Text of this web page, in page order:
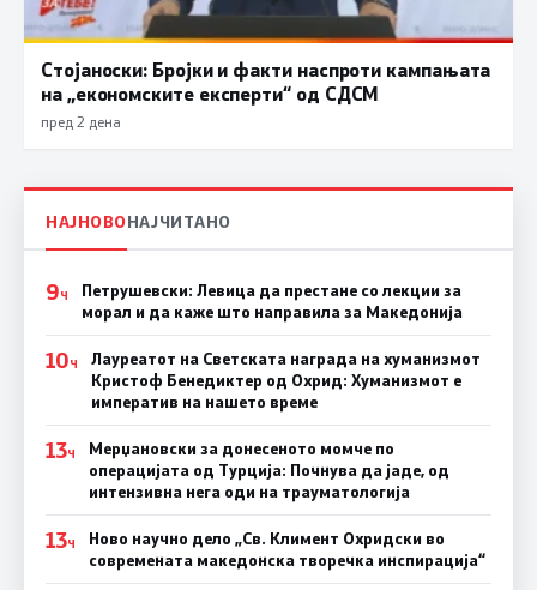
Стојаноски: Бројки и факти наспроти кампањата
на „економските експерти“ од СДСM
пред 2 дена
НАЈНОВОНАЈЧИТАНО
9Ч
Петрушевски: Левица да престане со лекции за
морал и да каже што направила за Македонија
10Ч
Лауреатот на Светската награда на хуманизмот
Кристоф Бенедиктер од Охрид: Хуманизмот е
императив на нашето време
13Ч
Мерџановски за донесеното момче по
операцијата од Турција: Почнува да јаде, од
интензивна нега оди на трауматологија
13Ч
Ново научно дело „Св. Климент Охридски во
современата македонска творечка инспирација“